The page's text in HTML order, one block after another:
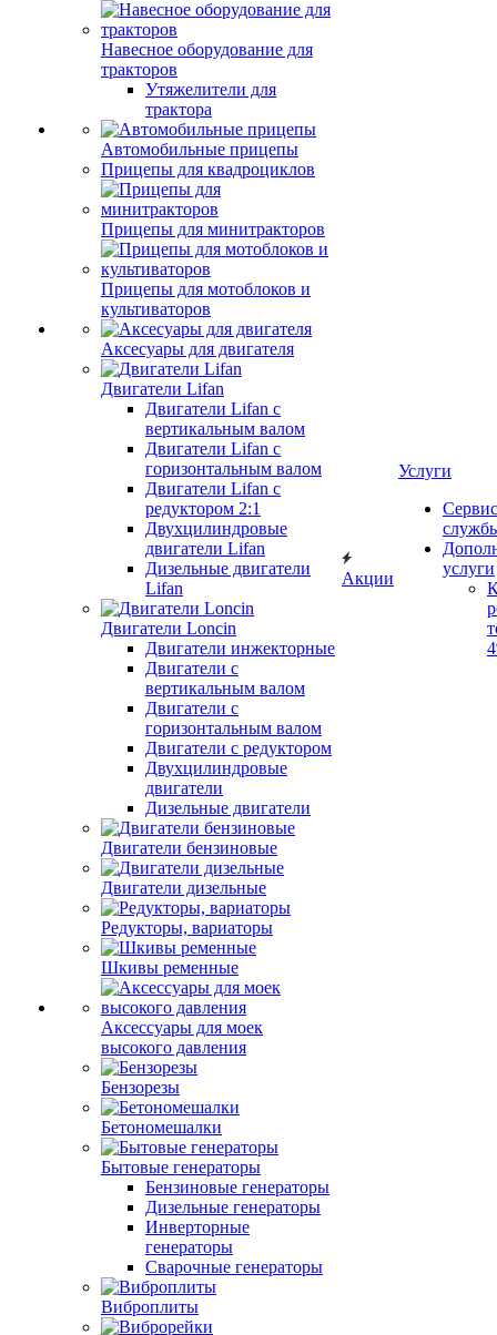
Навесное оборудование для
тракторов
Утяжелители для
трактора
Автомобильные прицепы
Прицепы для квадроциклов
Прицепы для минитракторов
Прицепы для мотоблоков и
культиваторов
Аксесуары для двигателя
Двигатели Lifan
Двигатели Lifan с
вертикальным валом
Двигатели Lifan с
горизонтальным валом
Двигатели Lifan с
редуктором 2:1
Двухцилиндровые
двигатели Lifan
Дизельные двигатели
Lifan
Двигатели Loncin
Двигатели инжекторные
Двигатели с
вертикальным валом
Двигатели с
горизонтальным валом
Двигатели с редуктором
Двухцилиндровые
двигатели
Дизельные двигатели
Двигатели бензиновые
Двигатели дизельные
Редукторы, вариаторы
Шкивы ременные
Аксессуары для моек
высокого давления
Бензорезы
Бетономешалки
Бытовые генераторы
Бензиновые генераторы
Дизельные генераторы
Инверторные
генераторы
Сварочные генераторы
Виброплиты
Акции
Услуги
услуги